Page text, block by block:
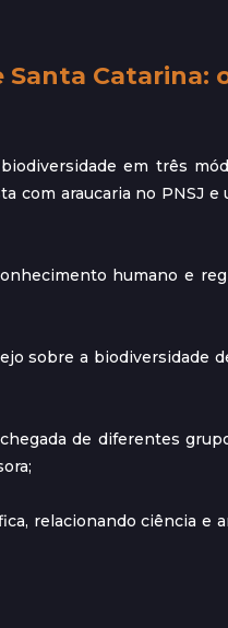
Catarina:
em três
com araucaria no PNSJ
humano e
sobre a biodiversidade
de diferentes
relacionando ciência e